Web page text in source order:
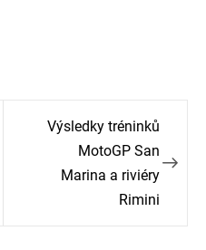
Výsledky tréninků
MotoGP San
Marina a riviéry
Rimini